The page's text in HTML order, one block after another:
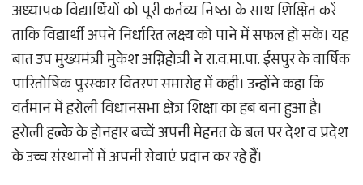
अध्यापक विद्यार्थियों को पूरी कर्तव्य निष्ठा के साथ शिक्षित करें
ताकि विद्यार्थी अपने निर्धारित लक्ष्य को पाने में सफल हो सके। यह
बात उप मुख्यमंत्री मुकेश अग्निहोत्री ने रा.व.मा.पा. ईसपुर के वार्षिक
पारितोषिक पुरस्कार वितरण समारोह में कही। उन्होंने कहा कि
वर्तमान में हरोली विधानसभा क्षेत्र शिक्षा का हब बना हुआ है।
हरोली हल्के के होनहार बच्चें अपनी मेहनत के बल पर देश व प्रदेश
के उच्च संस्थानों में अपनी सेवाएं प्रदान कर रहे हैं।